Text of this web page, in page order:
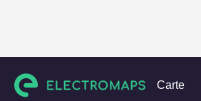
Carte
Charging stations Estonie